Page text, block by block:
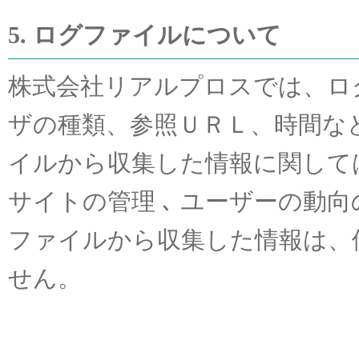
5. ログファイルについて
株式会社リアルプロスでは、
ザの種類、参照ＵＲＬ、時間
イルから収集した情報に関し
サイトの管理 ､ ユーザーの動
ファイルから収集した情報は
せん。